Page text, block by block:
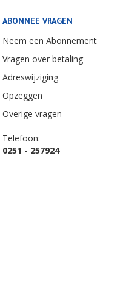
ABONNEE VRAGEN
Neem een Abonnement
Vragen over betaling
Adreswijziging
Opzeggen
Overige vragen
Telefoon:
0251 - 257924